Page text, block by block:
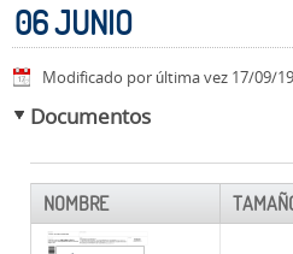
06 JUNIO
Modificado por última vez 17/09/
Documentos
NOMBRE